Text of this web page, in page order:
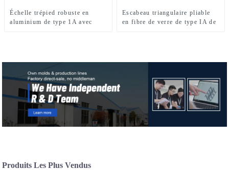
Échelle trépied robuste en
aluminium de type 1A avec
Escabeau triangulaire pliable
en fibre de verre de type IA de
Produits Les Plus Vendus